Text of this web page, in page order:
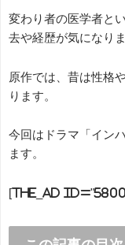
変わり者の医学者と
去や経歴が気になりま
原作では、昔は性格
ります。
今回はドラマ「イン
ます。
[the_ad